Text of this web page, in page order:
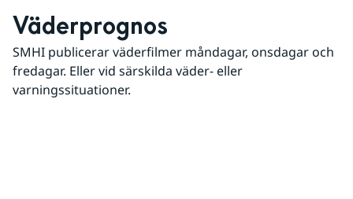
Väderprognos
SMHI publicerar väderfilmer måndagar, onsdagar och
fredagar. Eller vid särskilda väder- eller
varningssituationer.